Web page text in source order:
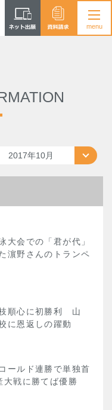
2017年10月
大会での「君が代」
濵野さんのトランペ
順心に初勝利 山
に恩返しの躍動
ールド連勝で単独首
戦に勝てば優勝